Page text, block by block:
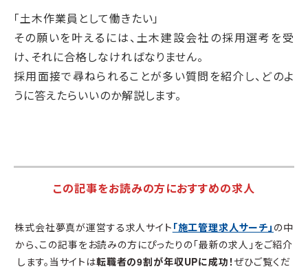
「土木作業員として働きたい」
その願いを叶えるには、土木建設会社の採用選考を受
け、それに合格しなければなりません。
採用面接で尋ねられることが多い質問を紹介し、どのよ
うに答えたらいいのか解説します。
この記事をお読みの方におすすめの求人
株式会社夢真が運営する求人サイト 「施工管理求人サーチ」 の中
から、この記事をお読みの方にぴったりの「最新の求人」をご紹介
します。当サイトは転職者の9割が年収UPに成功！ぜひご覧くだ